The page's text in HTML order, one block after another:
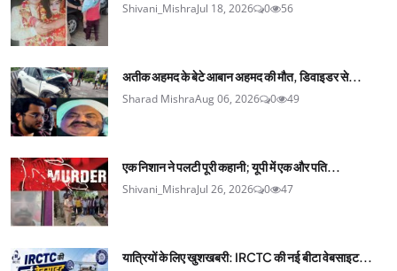
Shivani_MishraJul 18, 2026 0 56
अतीक अहमद के बेटे आबान अहमद की मौत, डिवाइडर से...
Sharad MishraAug 06, 2026 0 49
एक निशान ने पलटी पूरी कहानी; यूपी में एक और पति...
Shivani_MishraJul 26, 2026 0 47
यात्रियों के लिए खुशखबरी: IRCTC की नई बीटा वेबसाइट...